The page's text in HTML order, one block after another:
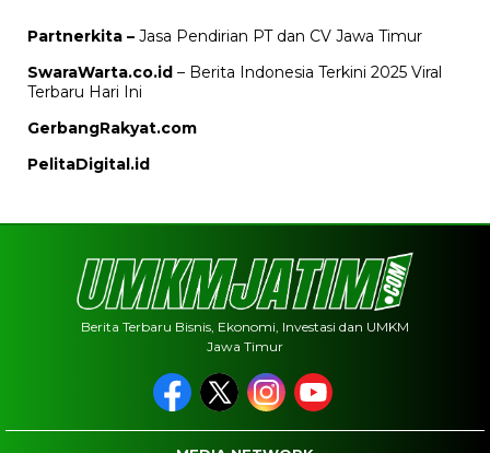
Partnerkita – Jasa Pendirian PT dan CV Jawa Timur
SwaraWarta.co.id – Berita Indonesia Terkini 2025 Viral
Terbaru Hari Ini
GerbangRakyat.com
PelitaDigital.id
Berita Terbaru Bisnis, Ekonomi, Investasi dan UMKM
Jawa Timur